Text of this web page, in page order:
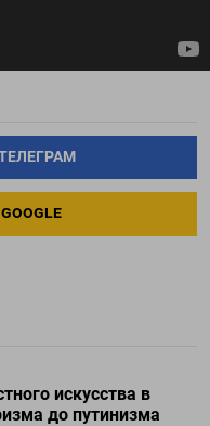
искусства в
до путинизма